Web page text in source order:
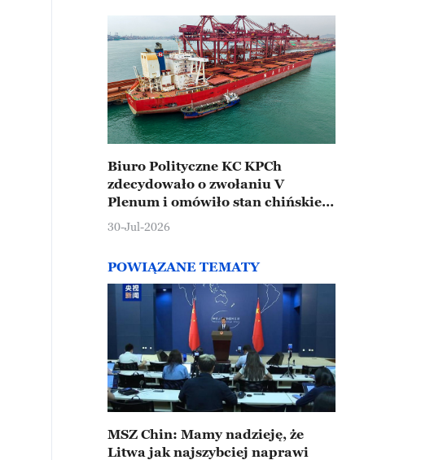
Biuro Polityczne KC KPCh
zdecydowało o zwołaniu V
Plenum i omówiło stan chińskiej
gospodarki
30-Jul-2026
POWIĄZANE TEMATY
MSZ Chin: Mamy nadzieję, że
Litwa jak najszybciej naprawi